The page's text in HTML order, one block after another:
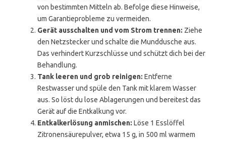
von bestimmten Mitteln ab. Befolge diese Hinweise,
um Garantieprobleme zu vermeiden.
Gerät ausschalten und vom Strom trennen: Ziehe
den Netzstecker und schalte die Munddusche aus.
Das verhindert Kurzschlüsse und schützt dich bei der
Behandlung.
Tank leeren und grob reinigen: Entferne
Restwasser und spüle den Tank mit klarem Wasser
aus. So löst du lose Ablagerungen und bereitest das
Gerät auf die Entkalkung vor.
Entkalkerlösung anmischen: Löse 1 Esslöffel
Zitronensäurepulver, etwa 15 g, in 500 ml warmem